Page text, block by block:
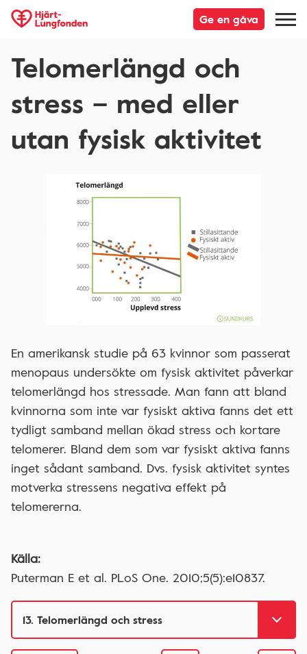
Ge en gåva
Telomerlängd och
stress – med eller
utan fysisk aktivitet
En amerikansk studie på 63 kvinnor som passerat
menopaus undersökte om fysisk aktivitet påverkar
telomerlängd hos stressade. Man fann att bland
kvinnorna som inte var fysiskt aktiva fanns det ett
tydligt samband mellan ökad stress och kortare
telomerer. Bland dem som var fysiskt aktiva fanns
inget sådant samband. Dvs. fysisk aktivitet syntes
motverka stressens negativa effekt på
telomererna.
Källa:
Puterman E et al. PLoS One. 2010;5(5):e10837.